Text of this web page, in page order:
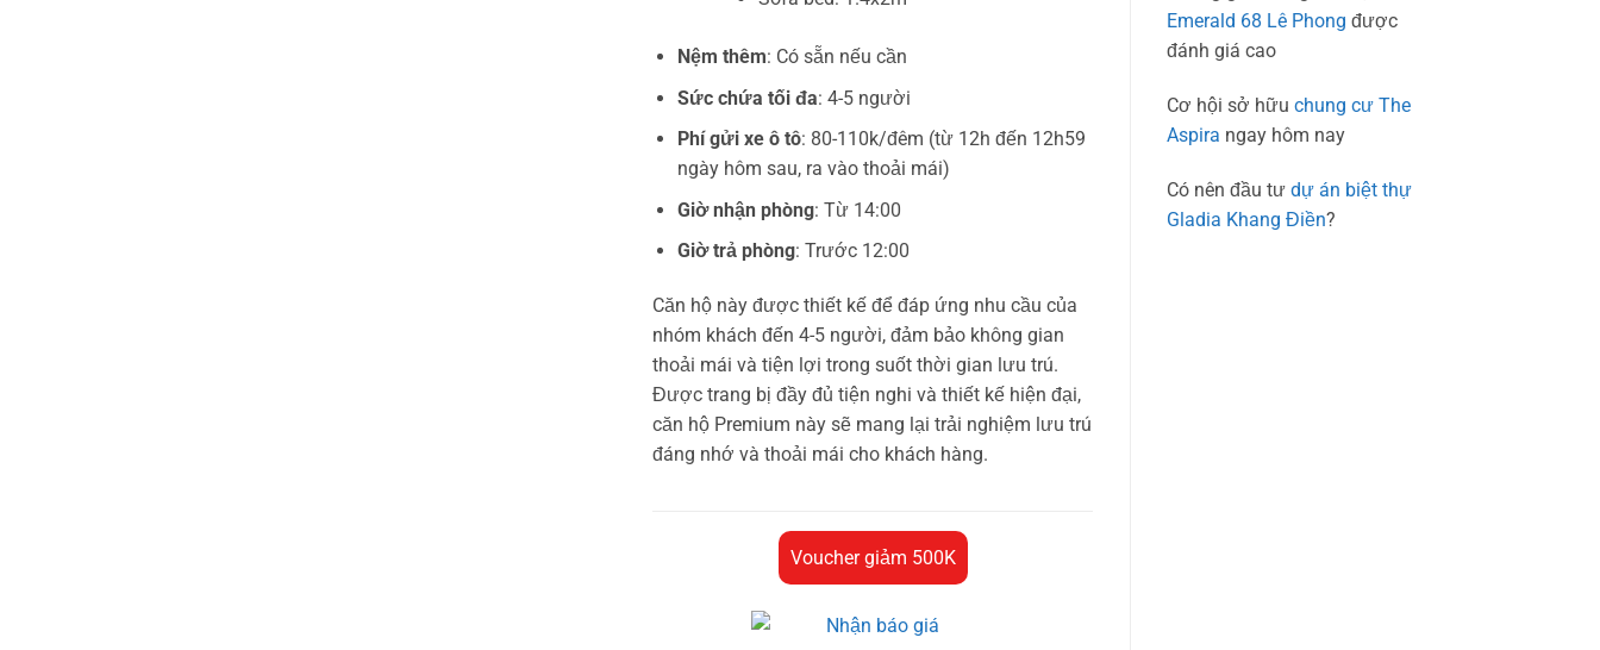
Emerald 68 Lê Phong được
đánh giá cao
Cơ hội sở hữu chung cư The
Aspira ngay hôm nay
Có nên đầu tư dự án biệt thự
Gladia Khang Điền?
Nệm thêm: Có sẵn nếu cần
Sức chứa tối đa: 4-5 người
Phí gửi xe ô tô: 80-110k/đêm (từ 12h đến 12h59
ngày hôm sau, ra vào thoải mái)
Giờ nhận phòng: Từ 14:00
Giờ trả phòng: Trước 12:00
Căn hộ này được thiết kế để đáp ứng nhu cầu của
nhóm khách đến 4-5 người, đảm bảo không gian
thoải mái và tiện lợi trong suốt thời gian lưu trú.
Được trang bị đầy đủ tiện nghi và thiết kế hiện đại,
căn hộ Premium này sẽ mang lại trải nghiệm lưu trú
đáng nhớ và thoải mái cho khách hàng.
Voucher giảm 500K